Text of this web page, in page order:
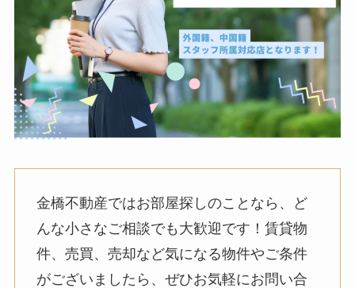
金橋不動産ではお部屋探しのことなら、ど
んな小さなご相談でも大歓迎です！賃貸物
件、売買、売却など気になる物件やご条件
がございましたら、ぜひお気軽にお問い合